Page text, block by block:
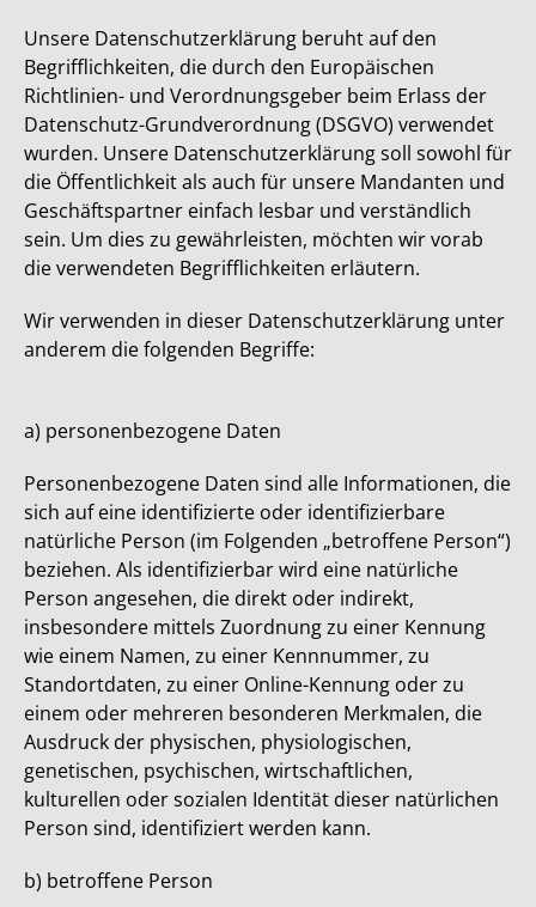
Unsere Datenschutzerklärung beruht auf den
Begrifflichkeiten, die durch den Europäischen
Richtlinien- und Verordnungsgeber beim Erlass der
Datenschutz-Grundverordnung (DSGVO) verwendet
wurden. Unsere Datenschutzerklärung soll sowohl für
die Öffentlichkeit als auch für unsere Mandanten und
Geschäftspartner einfach lesbar und verständlich
sein. Um dies zu gewährleisten, möchten wir vorab
die verwendeten Begrifflichkeiten erläutern.
Wir verwenden in dieser Datenschutzerklärung unter
anderem die folgenden Begriffe:
a) personenbezogene Daten
Personenbezogene Daten sind alle Informationen, die
sich auf eine identifizierte oder identifizierbare
natürliche Person (im Folgenden „betroffene Person“)
beziehen. Als identifizierbar wird eine natürliche
Person angesehen, die direkt oder indirekt,
insbesondere mittels Zuordnung zu einer Kennung
wie einem Namen, zu einer Kennnummer, zu
Standortdaten, zu einer Online-Kennung oder zu
einem oder mehreren besonderen Merkmalen, die
Ausdruck der physischen, physiologischen,
genetischen, psychischen, wirtschaftlichen,
kulturellen oder sozialen Identität dieser natürlichen
Person sind, identifiziert werden kann.
b) betroffene Person